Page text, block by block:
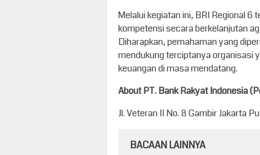
Melalui kegiatan ini, BRI Regional 6
kompetensi secara berkelanjutan
Diharapkan, pemahaman yang
mendukung terciptanya organisasi
keuangan di masa mendatang.
About PT. Bank Rakyat Indonesia
Jl. Veteran II No. 8 Gambir Jakarta
BACAAN LAINNYA